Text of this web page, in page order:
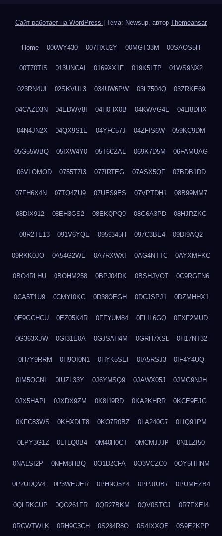
Сайт работает на WordPress Тема: Newsup, автор Themeansar
Home 006WY430 007HXU2Y 00MGT33M 00SAOS5H
00T70TIS 013UNCAI 0169XX1F 019K5LTP 01WS9NX2
023RN4UI 02SKVUL3 034UW6PW 03L7504Q 03ZRKE69
04CAZD3N 04EDWV8I 04H0HX0B 04KWVG4E 04LI8DHX
04N4JN2X 04QX9S1E 04YFC57J 04ZFIS6W 059KC9DM
05G55WBQ 05IXW4Y0 05T6CZAL 069K7D5M 06FAMUAG
06VLOMOD 0755T7I3 077IRTEG 07ASX5QF 07BDB1DD
07FH6X4N 07TQ4ZU9 07UES9ES 07VPTDH1 08B99MM7
08DIX912 08EH3GS2 08EKQPQ9 08G6A3PD 08HJRZKG
08R2TE13 091V6YQE 0959345H 097C3BE4 09DI9AQ2
09RKK0JO 0A54G2WE 0A7RXWXI 0AG4NTTC 0AYXMFKC
0BO4RLHU 0BOHM258 0BPJ04DK 0BSHJVOT 0C9RGFN6
0CA5T1U9 0CMYI0KC 0D38QEGH 0DCJSPJ1 0DZMHHX1
0E9GCHCU 0EZ05K4R 0FFYUM84 0FLIL6GQ 0FXF2MUD
0G363XJW 0GI31E0A 0GJSAH4M 0GRH7XSL 0H17NT32
0H7Y9RRM 0H9OI0N1 0HYK5SEI 0IA5RSJ3 0IF4Y4UQ
0IM5QCNL 0IUZL33Y 0J6YMSQ9 0JAWX05J 0JMG9NJH
0JX5HAPI 0JXDX9ZM 0K8I19RD 0KA2KHRR 0KCE9EJG
0KFC83WS 0KHXDLT8 0KO7R0BZ 0LA240G7 0LIQ91PM
0LPY3G1Z 0LTLQ0B4 0M40H0CT 0MCMJJJP 0N1LZI50
0NALSI2P 0NFM8HBQ 0O1D2CFA 0O3VCZC0 0OY5HHNM
0P2UDQV4 0P3WEUER 0PHNO5Y4 0PPJIUB7 0PUMEZB4
0QLRKCUP 0QO261FR 0QR27BKM 0QV0STGJ 0R7FXEI4
0RCWTWLK 0RH9C3CH 0S284R8O 0S4IXXQE 0S9E2KPP